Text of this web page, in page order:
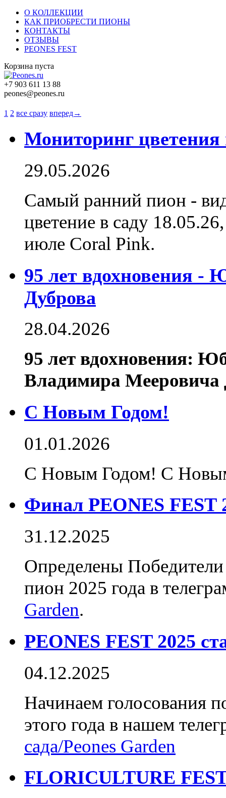
О КОЛЛЕКЦИИ
КАК ПРИОБРЕСТИ ПИОНЫ
КОНТАКТЫ
ОТЗЫВЫ
PEONES FEST
Корзина пуста
+7 903 611 13 88
peones@peones.ru
1 2 все сразу вперед→
Мониторинг цветения
29.05.2026
Самый ранний пион -
цветение в саду
июле Coral Pink.
95 лет вдохновения -
Дуброва
28.04.2026
95 лет вдохновения:
Владимира Мееровича
С Новым Годом!
01.01.2026
С Новым Годом! С
Финал PEONES FEST
31.12.2025
Определены
пион 2025 года в
Garden.
PEONES FEST 2025
04.12.2025
Начинаем голосования
этого года в нашем
сада/Peones Garden
FLORICULTURE